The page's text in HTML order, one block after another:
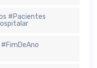
#Pacientes